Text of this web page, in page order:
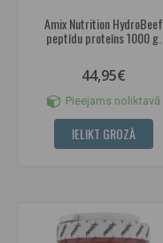
Amix Nutrition HydroBeef
peptīdu proteīns 1000 g.
44,95€
Pieejams noliktavā
IELIKT GROZĀ